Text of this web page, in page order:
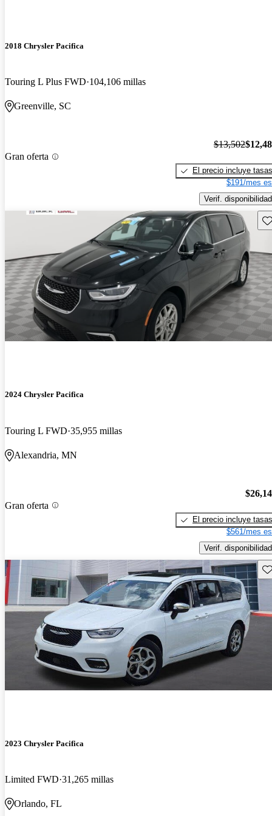
2018 Chrysler Pacifica
Touring L Plus FWD 104,106 millas
Greenville, SC
Gran oferta
$13,502
El precio incluye tasas
$191/mes
Verif. disponibilidad
2024 Chrysler Pacifica
Touring L FWD 35,955 millas
Alexandria, MN
Gran oferta
El precio incluye tasas
$561/mes
Verif. disponibilidad
2023 Chrysler Pacifica
Limited FWD 31,265 millas
Orlando, FL